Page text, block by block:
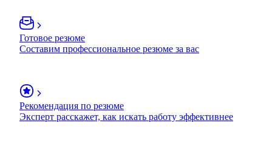
Готовое резюме
Составим профессиональное резюме за вас
Рекомендация по резюме
Эксперт расскажет, как искать работу эффективнее